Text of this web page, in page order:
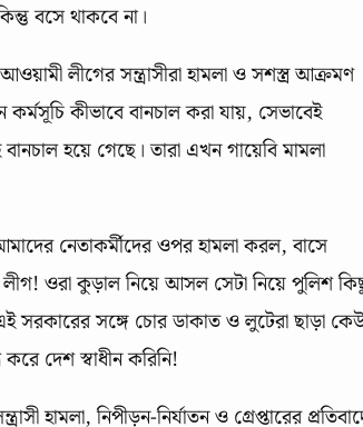
বসে থাকবে না।
লীগের সন্ত্রাসীরা হামলা ও সশস্ত্র আক্রমণ
কীভাবে বানচাল করা যায়, সেভাবেই
হয়ে গেছে। তারা এখন গায়েবি মামলা
নেতাকর্মীদের ওপর হামলা করল, বাসে
ওরা কুড়াল নিয়ে আসল সেটা নিয়ে পুলিশ
সরকারের সঙ্গে চোর ডাকাত ও লুটেরা ছাড়া
দেশ স্বাধীন করিনি!
হামলা, নিপীড়ন-নির্যাতন ও গ্রেপ্তারের